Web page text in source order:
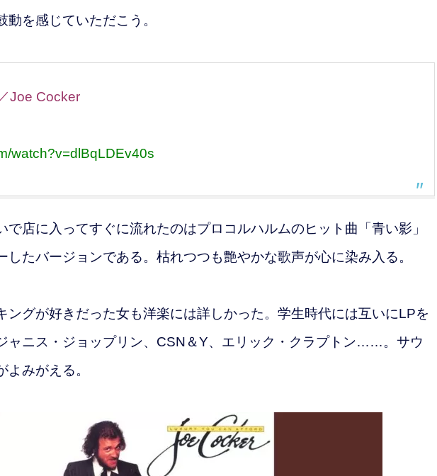
を感じていただこう。
Joe Cocker
watch?v=dlBqLDEv40s
店に入ってすぐに流れたのはプロコルハルムのヒット曲「青い影」
したバージョンである。枯れつつも艶やかな歌声が心に染み入る。
グが好きだった女も洋楽には詳しかった。学生時代には互いにLPを
ャニス・ジョップリン、CSN＆Y、エリック・クラプトン……。サウ
みがえる。